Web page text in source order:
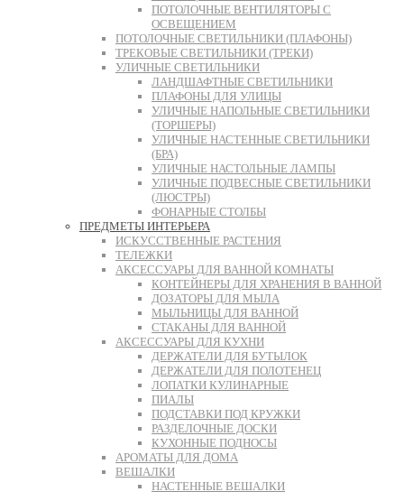
ПОТОЛОЧНЫЕ ВЕНТИЛЯТОРЫ С
ОСВЕЩЕНИЕМ
ПОТОЛОЧНЫЕ СВЕТИЛЬНИКИ (ПЛАФОНЫ)
ТРЕКОВЫЕ СВЕТИЛЬНИКИ (ТРЕКИ)
УЛИЧНЫЕ СВЕТИЛЬНИКИ
ЛАНДШАФТНЫЕ СВЕТИЛЬНИКИ
ПЛАФОНЫ ДЛЯ УЛИЦЫ
УЛИЧНЫЕ НАПОЛЬНЫЕ СВЕТИЛЬНИКИ
(ТОРШЕРЫ)
УЛИЧНЫЕ НАСТЕННЫЕ СВЕТИЛЬНИКИ
(БРА)
УЛИЧНЫЕ НАСТОЛЬНЫЕ ЛАМПЫ
УЛИЧНЫЕ ПОДВЕСНЫЕ СВЕТИЛЬНИКИ
(ЛЮСТРЫ)
ФОНАРНЫЕ СТОЛБЫ
ПРЕДМЕТЫ ИНТЕРЬЕРА
ИСКУССТВЕННЫЕ РАСТЕНИЯ
ТЕЛЕЖКИ
АКСЕССУАРЫ ДЛЯ ВАННОЙ КОМНАТЫ
КОНТЕЙНЕРЫ ДЛЯ ХРАНЕНИЯ В ВАННОЙ
ДОЗАТОРЫ ДЛЯ МЫЛА
МЫЛЬНИЦЫ ДЛЯ ВАННОЙ
СТАКАНЫ ДЛЯ ВАННОЙ
АКСЕССУАРЫ ДЛЯ КУХНИ
ДЕРЖАТЕЛИ ДЛЯ БУТЫЛОК
ДЕРЖАТЕЛИ ДЛЯ ПОЛОТЕНЕЦ
ЛОПАТКИ КУЛИНАРНЫЕ
ПИАЛЫ
ПОДСТАВКИ ПОД КРУЖКИ
РАЗДЕЛОЧНЫЕ ДОСКИ
КУХОННЫЕ ПОДНОСЫ
АРОМАТЫ ДЛЯ ДОМА
ВЕШАЛКИ
НАСТЕННЫЕ ВЕШАЛКИ